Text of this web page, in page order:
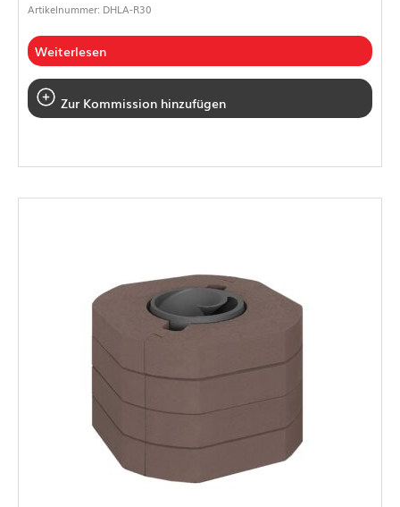
Artikelnummer: DHLA-R30
Weiterlesen
Zur Kommission hinzufügen